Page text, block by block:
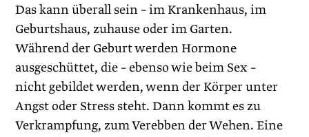
Das kann überall sein – im Krankenhaus, im
Geburtshaus, zuhause oder im Garten.
Während der Geburt werden Hormone
ausgeschüttet, die – ebenso wie beim Sex –
nicht gebildet werden, wenn der Körper unter
Angst oder Stress steht. Dann kommt es zu
Verkrampfung, zum Verebben der Wehen. Eine